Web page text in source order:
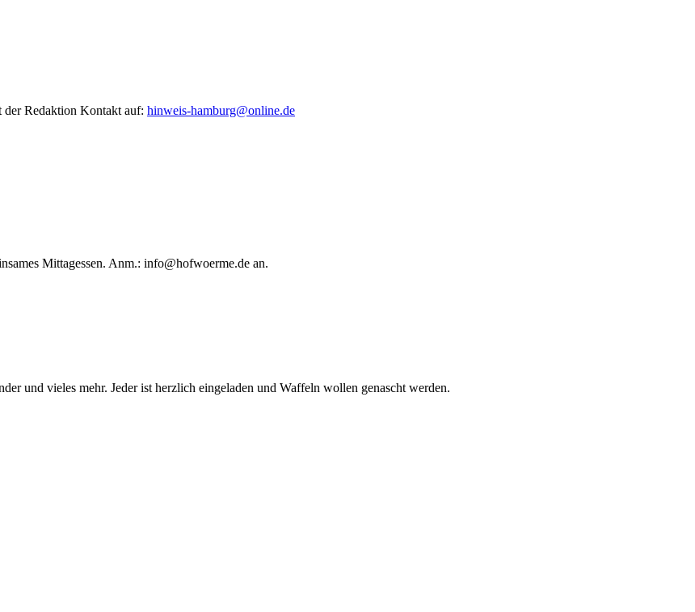
der Redaktion Kontakt auf: hinweis-hamburg@online.de
Mittagessen. Anm.: info@hofwoerme.de an.
und vieles mehr. Jeder ist herzlich eingeladen und Waffeln wollen genascht werden.